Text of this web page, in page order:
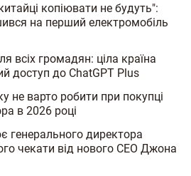
копіювати не будуть":
на перший електромобіль
всіх громадян: ціла країна
доступ до ChatGPT Plus
не варто робити при покупці
в 2026 році
генерального директора
чекати від нового CEO Джона